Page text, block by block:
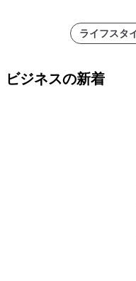
ライフスタ
ビジネスの新着